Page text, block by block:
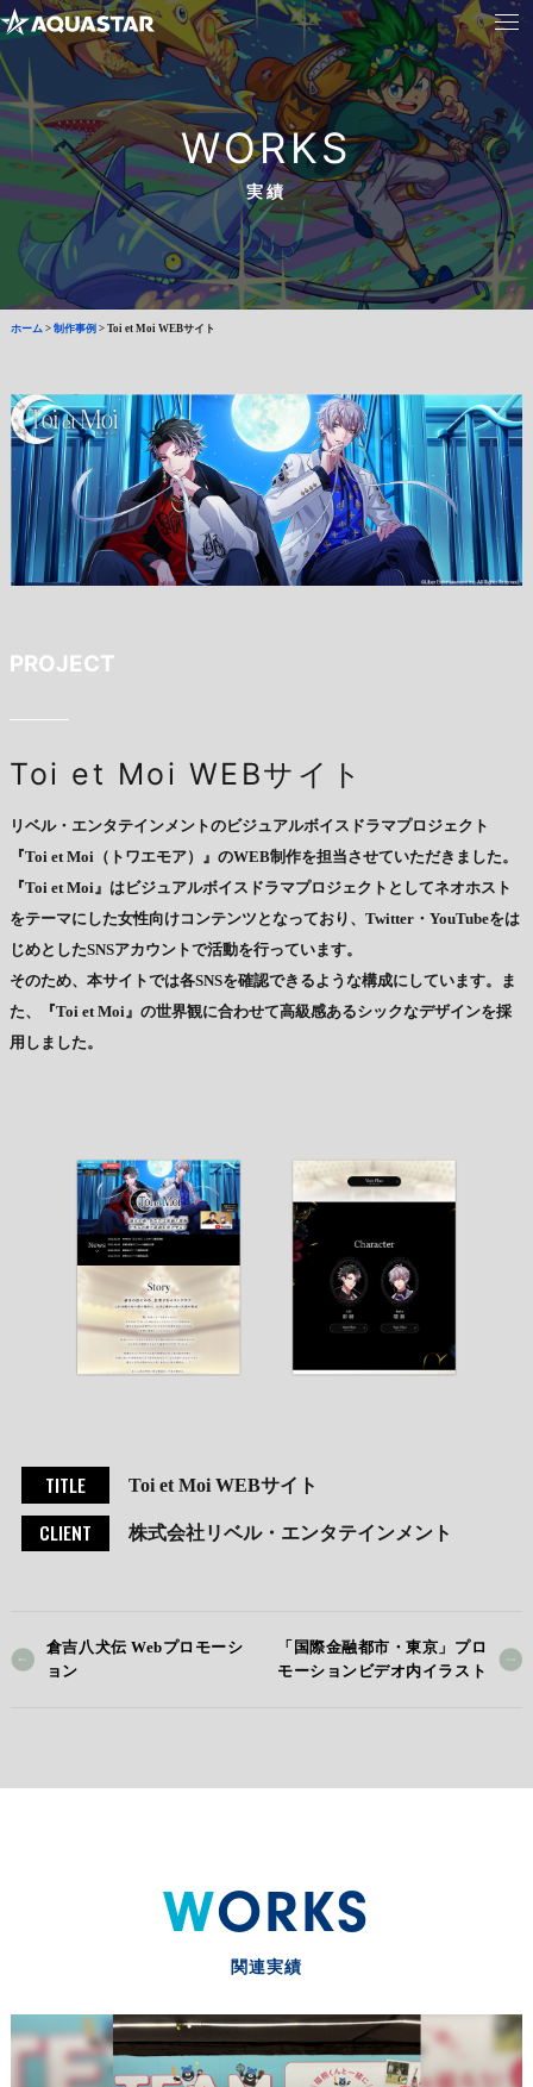
WORKS
実績
ホーム> 制作事例 > Toi et Moi WEBサイト
PROJECT
Toi et Moi WEBサイト
リベル・エンタテインメントのビジュアルボイスドラマプロジェクト
『Toi et Moi（トワエモア）』のWEB制作を担当させていただきました。
『Toi et Moi』はビジュアルボイスドラマプロジェクトとしてネオホスト
をテーマにした女性向けコンテンツとなっており、Twitter・YouTubeをは
じめとしたSNSアカウントで活動を行っています。
そのため、本サイトでは各SNSを確認できるような構成にしています。ま
た、『Toi et Moi』の世界観に合わせて高級感あるシックなデザインを採
用しました。
TITLE Toi et Moi WEBサイト
CLIENT 株式会社リベル・エンタテインメント
倉吉八犬伝 Webプロモーシ
ョン
「国際金融都市・東京」プロ
モーションビデオ内イラスト
WORKS
関連実績